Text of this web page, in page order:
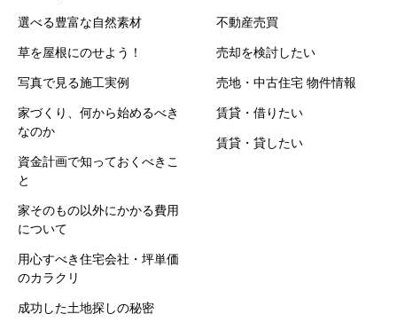
選べる豊富な自然素材
草を屋根にのせよう！
写真で見る施工実例
家づくり、何から始めるべき
なのか
資金計画で知っておくべきこ
と
家そのもの以外にかかる費用
について
用心すべき住宅会社・坪単価
のカラクリ
成功した土地探しの秘密
不動産売買
売却を検討したい
売地・中古住宅 物件情報
賃貸・借りたい
賃貸・貸したい